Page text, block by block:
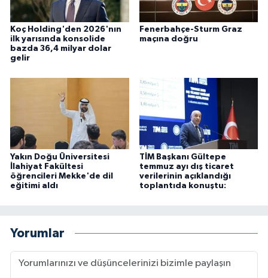
Koç Holding'den 2026'nın
ilk yarısında konsolide
bazda 36,4 milyar dolar
gelir
Fenerbahçe-Sturm Graz
maçına doğru
Yakın Doğu Üniversitesi
İlahiyat Fakültesi
öğrencileri Mekke'de dil
eğitimi aldı
TİM Başkanı Gültepe
temmuz ayı dış ticaret
verilerinin açıklandığı
toplantıda konuştu:
Yorumlar